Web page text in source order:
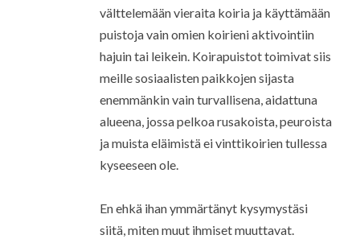
välttelemään vieraita koiria ja käyttämään
puistoja vain omien koirieni aktivointiin
hajuin tai leikein. Koirapuistot toimivat siis
meille sosiaalisten paikkojen sijasta
enemmänkin vain turvallisena, aidattuna
alueena, jossa pelkoa rusakoista, peuroista
ja muista eläimistä ei vinttikoirien tullessa
kyseeseen ole.
En ehkä ihan ymmärtänyt kysymystäsi
siitä, miten muut ihmiset muuttavat.